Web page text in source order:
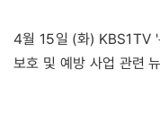
4월 15일 (화) KBS1TV '
보호 및 예방 사업 관련